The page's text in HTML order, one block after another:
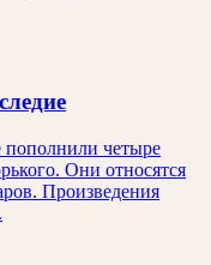
четыре
Они относятся
Произведения